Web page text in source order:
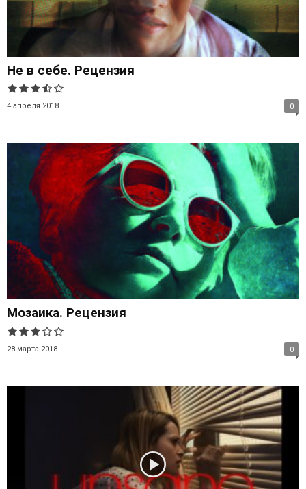
Не в себе. Рецензия
4 апреля 2018 0
Мозаика. Рецензия
28 марта 2018 0